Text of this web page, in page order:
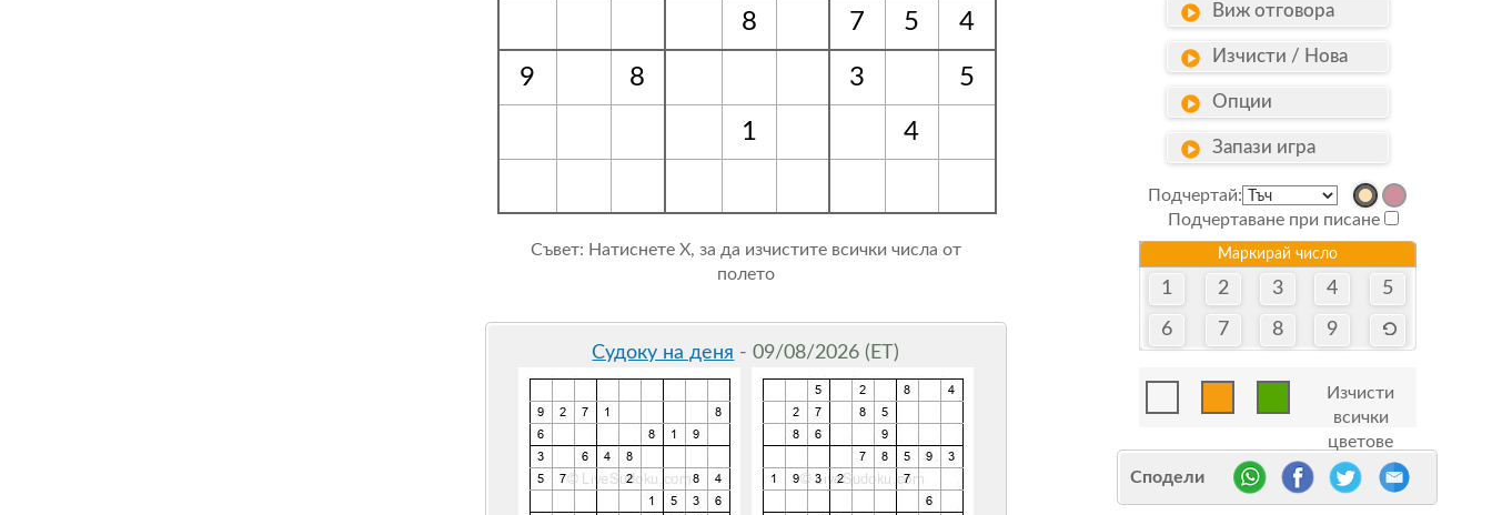
8 7 5 4
9 8 3 5
1 4
Съвет: Натиснете Х, за да изчистите всички числа от
полето
Судоку на деня - 09/08/2026 (ET)
Виж отговора
Изчисти / Нова
Опции
Запази игра
Подчертай:
Подчертаване при писане
Маркирай число
1 2 3 4 5
6 7 8 9
Изчисти
всички
цветове
Сподели